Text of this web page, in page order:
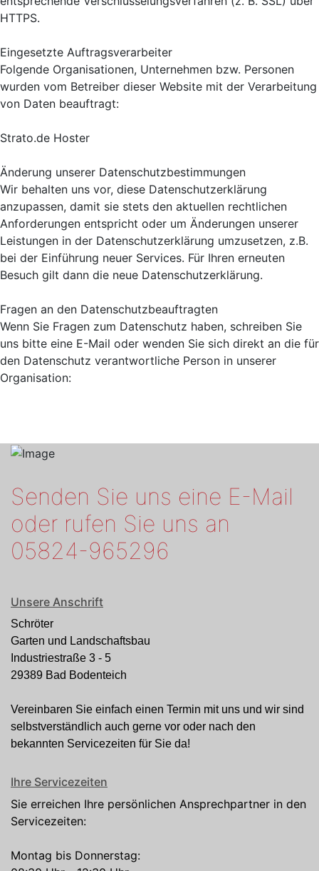
HTTPS.
Eingesetzte Auftragsverarbeiter
Folgende Organisationen, Unternehmen bzw. Personen
wurden vom Betreiber dieser Website mit der Verarbeitung
von Daten beauftragt:
Strato.de Hoster
Änderung unserer Datenschutzbestimmungen
Wir behalten uns vor, diese Datenschutzerklärung
anzupassen, damit sie stets den aktuellen rechtlichen
Anforderungen entspricht oder um Änderungen unserer
Leistungen in der Datenschutzerklärung umzusetzen, z.B.
bei der Einführung neuer Services. Für Ihren erneuten
Besuch gilt dann die neue Datenschutzerklärung.
Fragen an den Datenschutzbeauftragten
Wenn Sie Fragen zum Datenschutz haben, schreiben Sie
uns bitte eine E-Mail oder wenden Sie sich direkt an die für
den Datenschutz verantwortliche Person in unserer
Organisation:
Senden Sie uns eine E-Mail
oder rufen Sie uns an
05824-965296
Unsere Anschrift
Schröter
Garten und Landschaftsbau
Industriestraße 3 - 5
29389 Bad Bodenteich
Vereinbaren Sie einfach einen Termin mit uns und wir sind
selbstverständlich auch gerne vor oder nach den
bekannten Servicezeiten für Sie da!
Ihre Servicezeiten
Sie erreichen Ihre persönlichen Ansprechpartner in den
Servicezeiten:
Montag bis Donnerstag: